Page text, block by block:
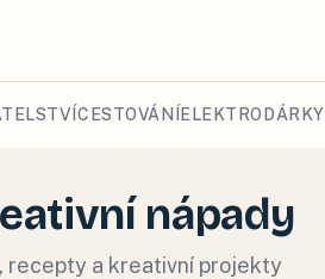
CESTOVÁNÍ ELEKTRO DÁRKY
nápady
recepty a kreativní projekty